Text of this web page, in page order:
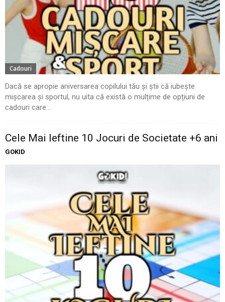
Cadouri
Dacă se apropie aniversarea copilului tău și știi că iubește
mișcarea și sportul, nu uita că există o mulțime de opțiuni de
cadouri care...
Cele Mai Ieftine 10 Jocuri de Societate +6 ani
GOKID